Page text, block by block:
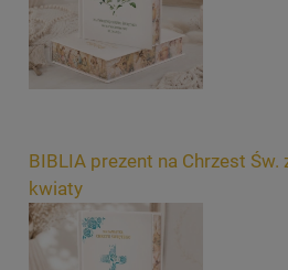
BIBLIA prezent na Chrzest
kwiaty